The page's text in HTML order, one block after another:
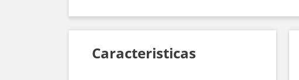
Caracteristicas